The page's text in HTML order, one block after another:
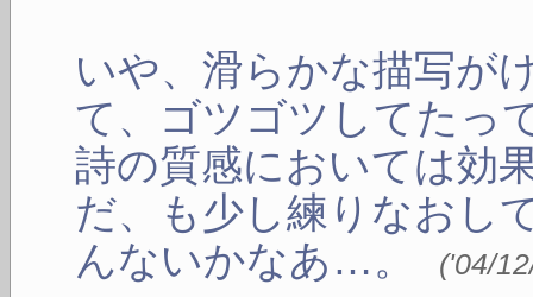
いや、滑らかな描写が
て、ゴツゴツしてたっ
詩の質感においては効
だ、も少し練りなおし
んないかなあ…。
('04/